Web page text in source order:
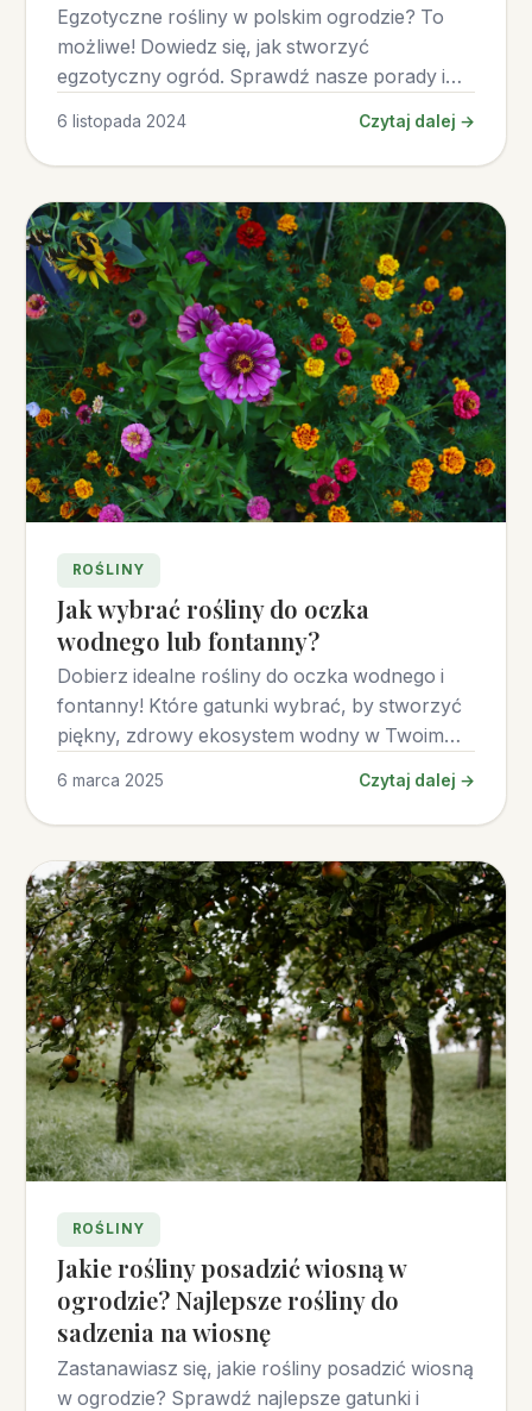
Egzotyczne rośliny w polskim ogrodzie? To
możliwe! Dowiedz się, jak stworzyć
egzotyczny ogród. Sprawdź nasze porady i
6 listopada 2024 Czytaj dalej →
ROŚLINY
Jak wybrać rośliny do oczka
wodnego lub fontanny?
Dobierz idealne rośliny do oczka wodnego i
fontanny! Które gatunki wybrać, by stworzyć
piękny, zdrowy ekosystem wodny w Twoim
6 marca 2025 Czytaj dalej →
ROŚLINY
Jakie rośliny posadzić wiosną w
ogrodzie? Najlepsze rośliny do
sadzenia na wiosnę
Zastanawiasz się, jakie rośliny posadzić wiosną
w ogrodzie? Sprawdź najlepsze gatunki i